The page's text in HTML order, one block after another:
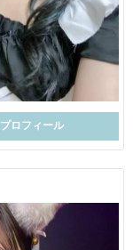
プロフィール